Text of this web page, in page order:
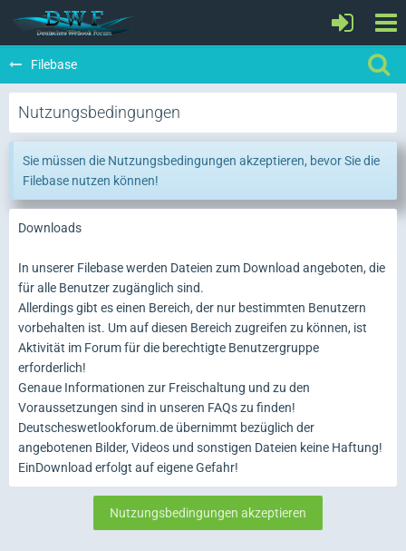
Filebase
Nutzungsbedingungen
Sie müssen die Nutzungsbedingungen akzeptieren, bevor Sie die
Filebase nutzen können!
Downloads
In unserer Filebase werden Dateien zum Download angeboten, die
für alle Benutzer zugänglich sind.
Allerdings gibt es einen Bereich, der nur bestimmten Benutzern
vorbehalten ist. Um auf diesen Bereich zugreifen zu können, ist
Aktivität im Forum für die berechtigte Benutzergruppe
erforderlich!
Genaue Informationen zur Freischaltung und zu den
Voraussetzungen sind in unseren FAQs zu finden!
Deutscheswetlookforum.de übernimmt bezüglich der
angebotenen Bilder, Videos und sonstigen Dateien keine Haftung!
EinDownload erfolgt auf eigene Gefahr!